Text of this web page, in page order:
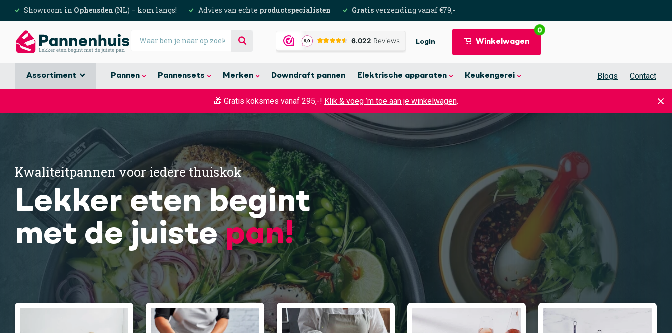
Showroom in Opheusden (NL) – kom langs! Advies van echte productspecialisten Gratisverzending vanaf €79,-
Login
0
Winkelwagen
Assortiment Pannen Pannensets Merken Downdraft pannen Elektrische apparaten Keukengerei Blogs Contact
🎁 Gratis koksmes vanaf 295,-! Klik & voeg ’m toe aan je winkelwagen.
Kwaliteitpannen voor iedere thuiskok
Lekker eten begint
met de juistepan!